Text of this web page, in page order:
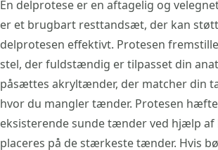
En delprotese er en aftagelig og
er et brugbart resttandsæt, der kan
delprotesen effektivt. Protesen
stel, der fuldstændig er tilpasset din
påsættes akryltænder, der matcher din
hvor du mangler tænder. Protesen
eksisterende sunde tænder ved hjælp af
placeres på de stærkeste tænder. Hvis